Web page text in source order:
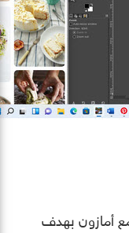
أمازون بهدف